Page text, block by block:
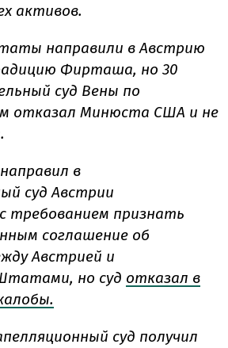
активов.
направили в Австрию
Фирташа, но 30
суд Вены по
отказал Минюста США и не
в
суд Австрии
требованием признать
соглашение об
Австрией и
но суд отказал в
суд получил